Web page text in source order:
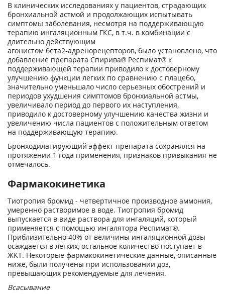
В клинических исследованиях у пациентов, страдающих
бронхиальной астмой и продолжающих испытывать
симптомы заболевания, несмотря на поддерживающую
терапию ингаляционным ГКС, в т.ч. в комбинации с
длительно действующим
агонистом бета2-адренорецепторов, было установлено, что
добавление препарата Спирива® Респимат® к
поддерживающей терапии приводило к достоверному
улучшению функции легких по сравнению с плацебо,
значительно уменьшало число серьезных обострений и
периодов ухудшения симптомов бронхиальной астмы,
увеличивало период до первого их наступления,
приводило к достоверному улучшению качества жизни и
увеличению числа пациентов с положительным ответом
на поддерживающую терапию.
Бронходилатирующий эффект препарата сохранялся на
протяжении 1 года применения, признаков привыкания не
отмечалось.
Фармакокинетика
Тиотропия бромид - четвертичное производное аммония,
умеренно растворимое в воде. Тиотропия бромид
выпускается в виде раствора для ингаляций, который
применяется с помощью ингалятора Респимат®.
Приблизительно 40% от величины ингаляционной дозы
осаждается в легких, остальное количество поступает в
ЖКТ. Некоторые фармакокинетические данные, описанные
ниже, были получены при использовании доз,
превышающих рекомендуемые для лечения.
Всасывание